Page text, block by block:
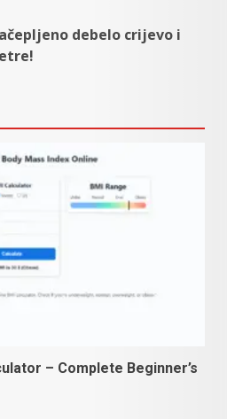
debelo crijevo i
– Complete Beginner’s